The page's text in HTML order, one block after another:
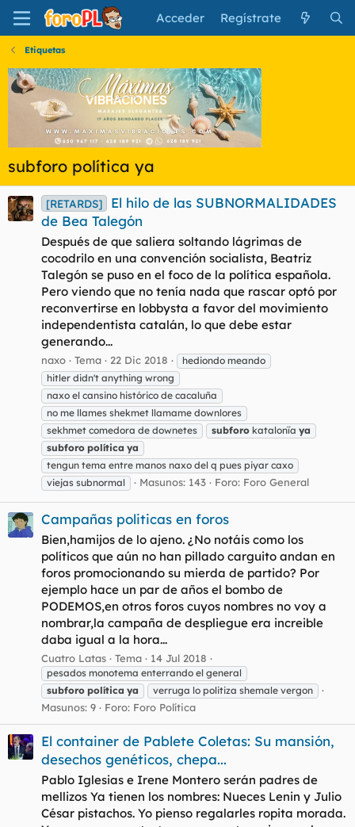
Acceder Regístrate
Etiquetas
subforo política ya
[RETARDS]
El hilo de las SUBNORMALIDADES
de Bea Talegón
Después de que saliera soltando lágrimas de
cocodrilo en una convención socialista, Beatriz
Talegón se puso en el foco de la política española.
Pero viendo que no tenía nada que rascar optó por
reconvertirse en lobbysta a favor del movimiento
independentista catalán, lo que debe estar
generando...
naxo Tema 22 Dic 2018
hediondo meando
hitler didn't anything wrong
naxo el cansino histórico de cacaluña
no me llames shekmet llamame downlores
sekhmet comedora de downetes
subforo katalonïa ya
subforo política ya
tengun tema entre manos naxo del q pues piyar caxo
viejas subnormal
Masunos: 143 Foro: Foro General
Campañas politicas en foros
Bien,hamijos de lo ajeno. ¿No notáis como los
políticos que aún no han pillado carguito andan en
foros promocionando su mierda de partido? Por
ejemplo hace un par de años el bombo de
PODEMOS,en otros foros cuyos nombres no voy a
nombrar,la campaña de despliegue era increible
daba igual a la hora...
Cuatro Latas Tema 14 Jul 2018
pesados monotema enterrando el general
subforo política ya verruga lo politiza shemale vergon
Masunos: 9 Foro: Foro Política
El container de Pablete Coletas: Su mansión,
desechos genéticos, chepa...
Pablo Iglesias e Irene Montero serán padres de
mellizos Ya tienen los nombres: Nueces Lenin y Julio
César pistachos. Yo pienso regalarles ropita morada.